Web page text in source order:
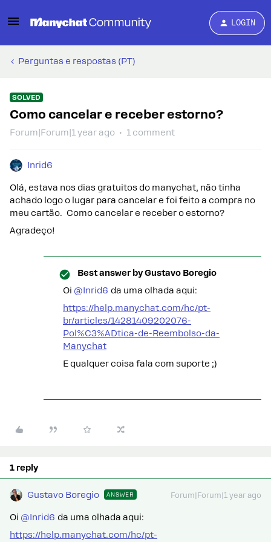
LOGIN
Perguntas e respostas (PT)
SOLVED
Como cancelar e receber estorno?
Forum|Forum|1 year ago 1 comment
Inrid6
Olá, estava nos dias gratuitos do manychat, não tinha
achado logo o lugar para cancelar e foi feito a compra no
meu cartão. Como cancelar e receber o estorno?
Agradeço!
Best answer byGustavo Boregio
Oi ​ @Inrid6 da uma olhada aqui:
https://help.manychat.com/hc/pt-
br/articles/14281409202076-
Pol%C3%ADtica-de-Reembolso-da-
Manychat
E qualquer coisa fala com suporte ;)
1 reply
Gustavo Boregio ANSWER Forum|Forum|1 year ago
Oi ​ @Inrid6 da uma olhada aqui:
https://help.manychat.com/hc/pt-